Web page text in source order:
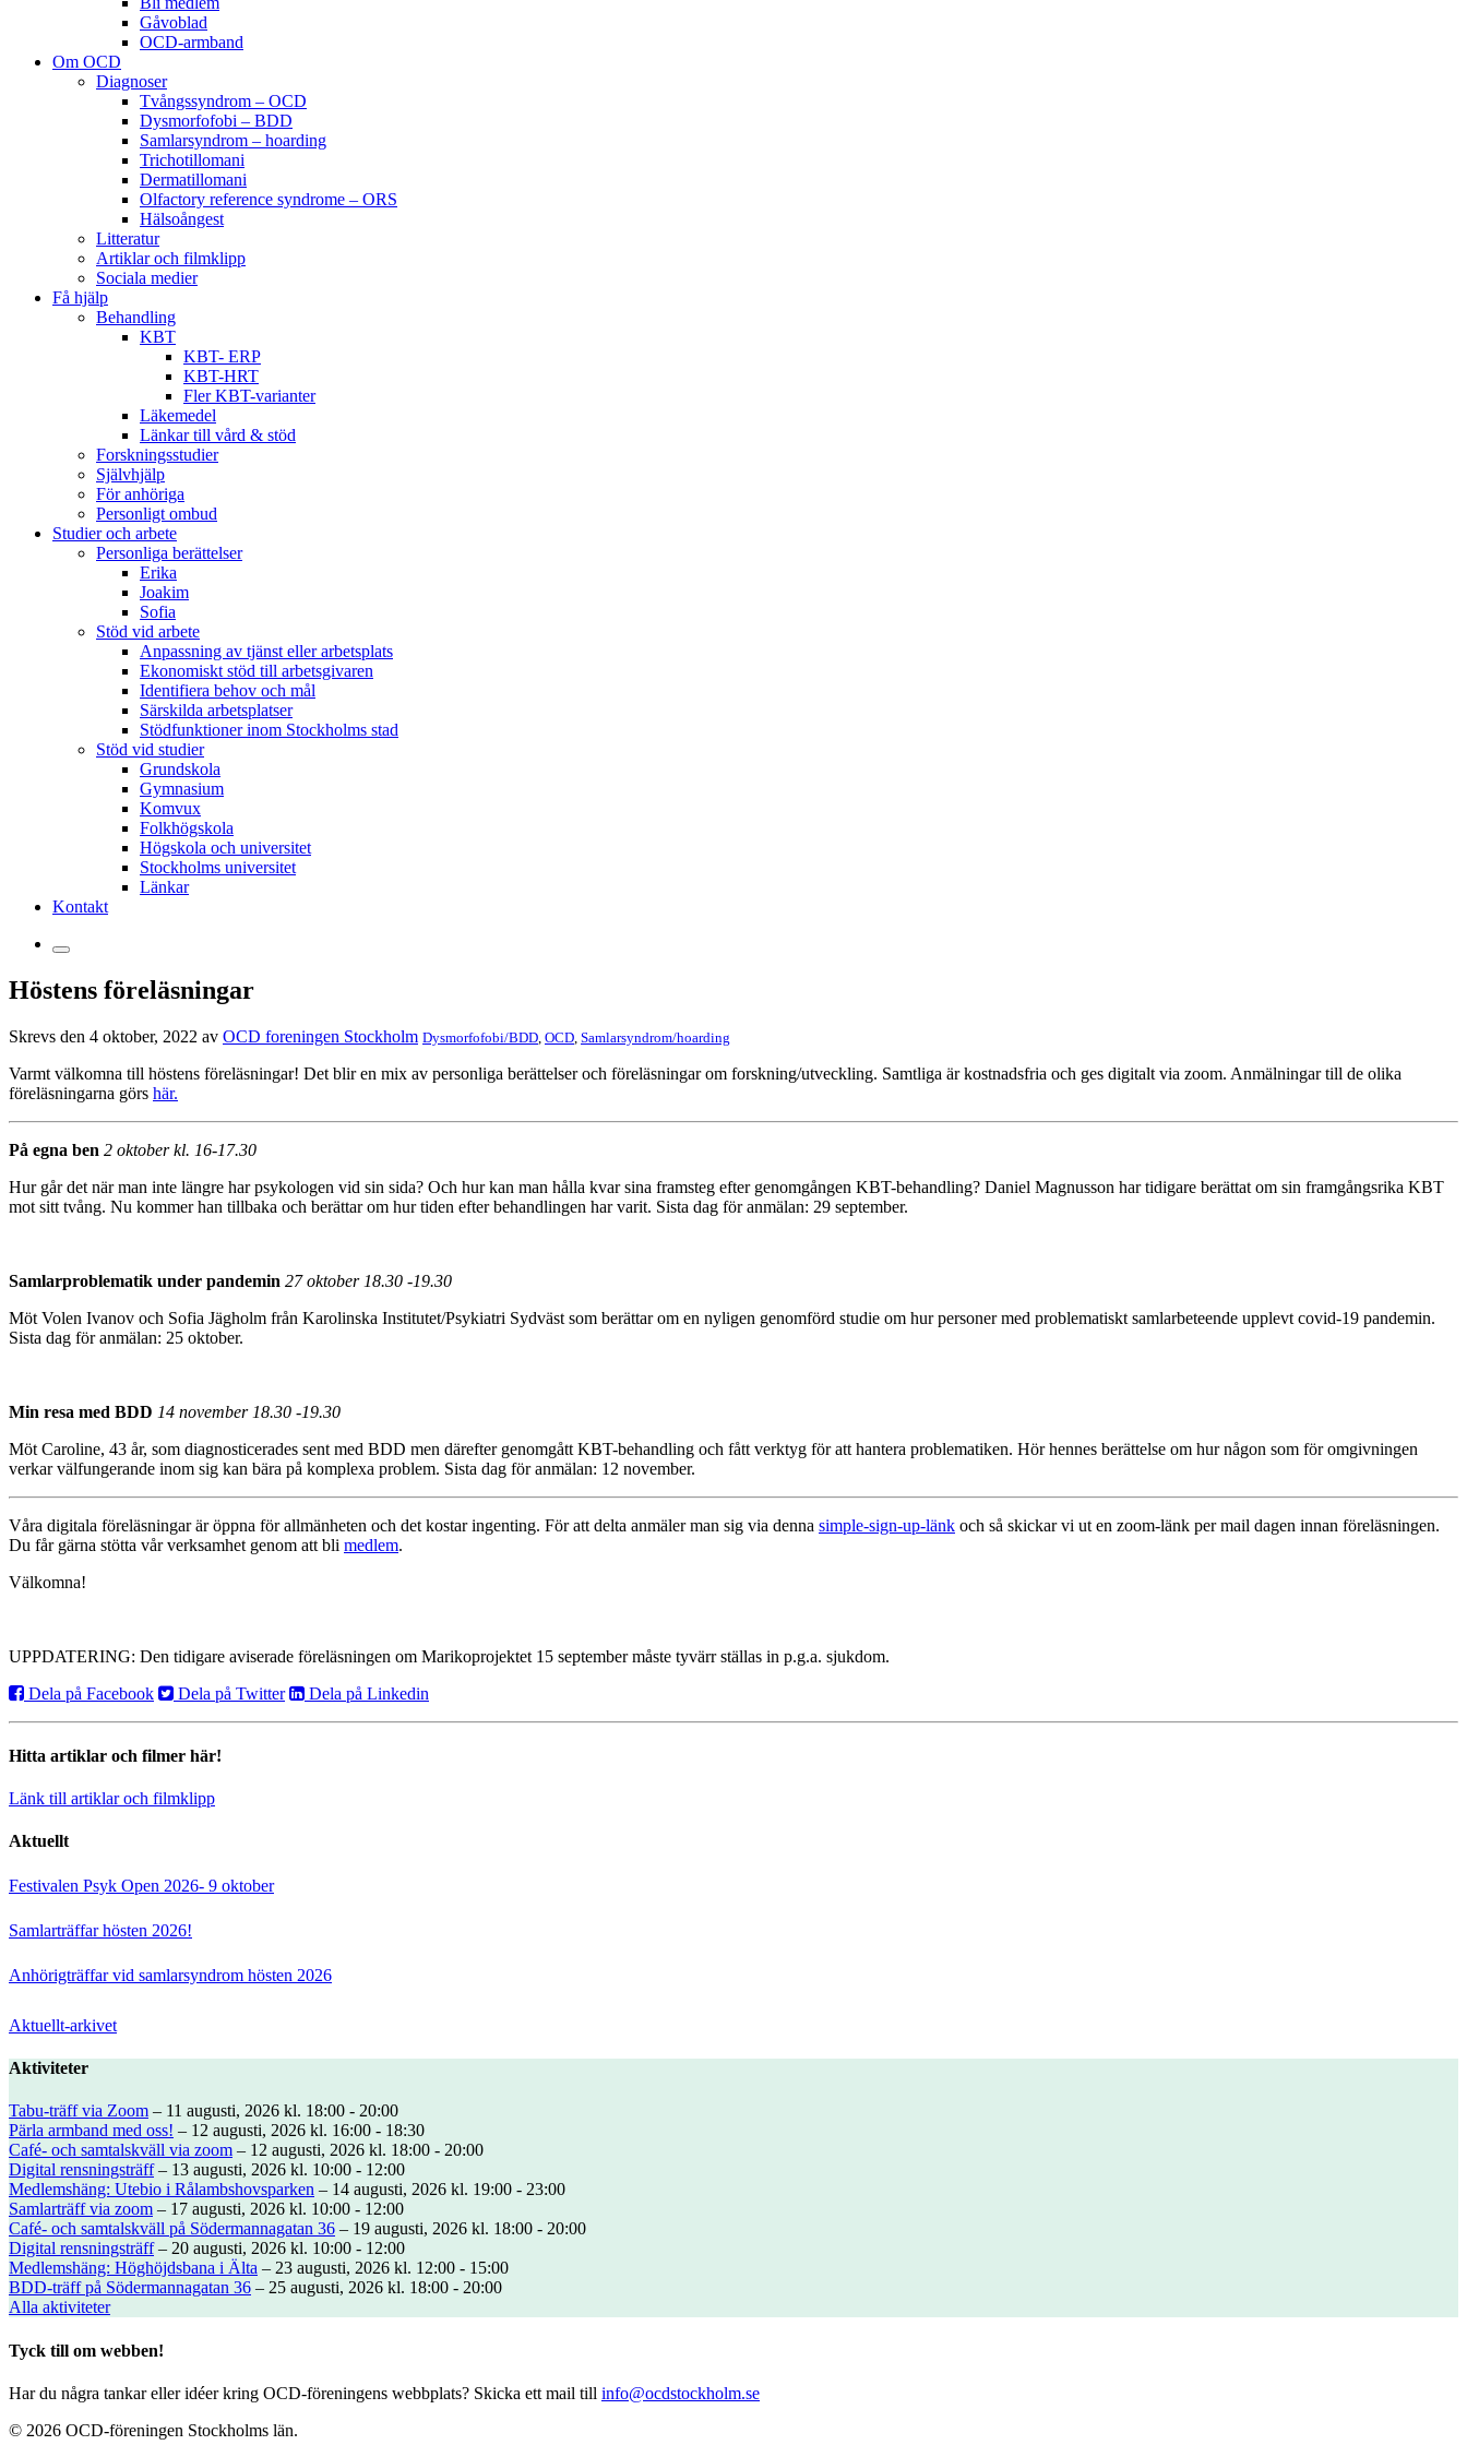
Gåvoblad
OCD-armband
Om OCD
Diagnoser
Tvångssyndrom – OCD
Dysmorfofobi – BDD
Samlarsyndrom – hoarding
Trichotillomani
Dermatillomani
Olfactory reference syndrome – ORS
Hälsoångest
Litteratur
Artiklar och filmklipp
Sociala medier
Få hjälp
Behandling
KBT
KBT- ERP
KBT-HRT
Fler KBT-varianter
Läkemedel
Länkar till vård & stöd
Forskningsstudier
Självhjälp
För anhöriga
Personligt ombud
Studier och arbete
Personliga berättelser
Erika
Joakim
Sofia
Stöd vid arbete
Anpassning av tjänst eller arbetsplats
Ekonomiskt stöd till arbetsgivaren
Identifiera behov och mål
Särskilda arbetsplatser
Stödfunktioner inom Stockholms stad
Stöd vid studier
Grundskola
Gymnasium
Komvux
Folkhögskola
Högskola och universitet
Stockholms universitet
Länkar
Kontakt
Höstens föreläsningar
Skrevs den 4 oktober, 2022 av OCD foreningen Stockholm Dysmorfofobi/BDD OCD Samlarsyndrom/hoarding
Varmt välkomna till höstens föreläsningar! Det blir en mix av personliga berättelser och föreläsningar om forskning/utveckling. Samtliga är kostnadsfria och ges digitalt via zoom. Anmälningar till de olika
föreläsningarna görs här.
På egna ben 2 oktober kl. 16-17.30
Hur går det när man inte längre har psykologen vid sin sida? Och hur kan man hålla kvar sina framsteg efter genomgången KBT-behandling? Daniel Magnusson har tidigare berättat om sin framgångsrika KBT
mot sitt tvång. Nu kommer han tillbaka och berättar om hur tiden efter behandlingen har varit. Sista dag för anmälan: 29 september.
Samlarproblematik under pandemin 27 oktober 18.30 -19.30
Möt Volen Ivanov och Sofia Jägholm från Karolinska Institutet/Psykiatri Sydväst som berättar om en nyligen genomförd studie om hur personer med problematiskt samlarbeteende upplevt covid-19 pandemin.
Sista dag för anmälan: 25 oktober.
Min resa med BDD 14 november 18.30 -19.30
Möt Caroline, 43 år, som diagnosticerades sent med BDD men därefter genomgått KBT-behandling och fått verktyg för att hantera problematiken. Hör hennes berättelse om hur någon som för omgivningen
verkar välfungerande inom sig kan bära på komplexa problem. Sista dag för anmälan: 12 november.
Våra digitala föreläsningar är öppna för allmänheten och det kostar ingenting. För att delta anmäler man sig via denna simple-sign-up-länk och så skickar vi ut en zoom-länk per mail dagen innan föreläsningen.
Du får gärna stötta vår verksamhet genom att bli medlem.
Välkomna!
UPPDATERING: Den tidigare aviserade föreläsningen om Marikoprojektet 15 september måste tyvärr ställas in p.g.a. sjukdom.
Dela på Facebook
Dela på Twitter Dela på Linkedin
Hitta artiklar och filmer här!
Länk till artiklar och filmklipp
Aktuellt
Festivalen Psyk Open 2026- 9 oktober
Samlarträffar hösten 2026!
Anhörigträffar vid samlarsyndrom hösten 2026
Aktuellt-arkivet
Aktiviteter
Tabu-träff via Zoom – 11 augusti, 2026 kl. 18:00 - 20:00
Pärla armband med oss! – 12 augusti, 2026 kl. 16:00 - 18:30
Café- och samtalskväll via zoom – 12 augusti, 2026 kl. 18:00 - 20:00
Digital rensningsträff– 13 augusti, 2026 kl. 10:00 - 12:00
Medlemshäng: Utebio i Rålambshovsparken – 14 augusti, 2026 kl. 19:00 - 23:00
Samlarträff via zoom – 17 augusti, 2026 kl. 10:00 - 12:00
Café- och samtalskväll på Södermannagatan 36 – 19 augusti, 2026 kl. 18:00 - 20:00
Digital rensningsträff– 20 augusti, 2026 kl. 10:00 - 12:00
Medlemshäng: Höghöjdsbana i Älta – 23 augusti, 2026 kl. 12:00 - 15:00
BDD-träff på Södermannagatan 36 – 25 augusti, 2026 kl. 18:00 - 20:00
Alla aktiviteter
Tyck till om webben!
Har du några tankar eller idéer kring OCD-föreningens webbplats? Skicka ett mail till info@ocdstockholm.se
© 2026 OCD-föreningen Stockholms län.